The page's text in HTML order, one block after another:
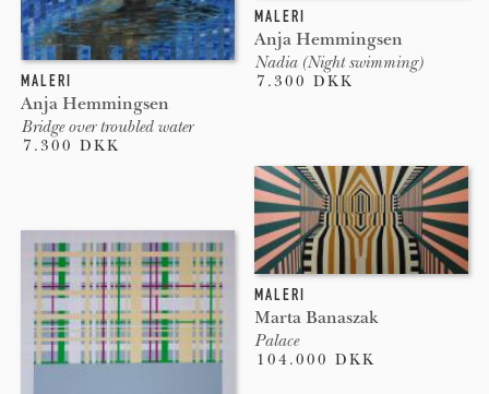
MALERI
Anja Hemmingsen
Bridge over troubled water
7.300 DKK
MALERI
Anja Hemmingsen
Nadia (Night swimming)
7.300 DKK
MALERI
Marta Banaszak
Palace
104.000 DKK